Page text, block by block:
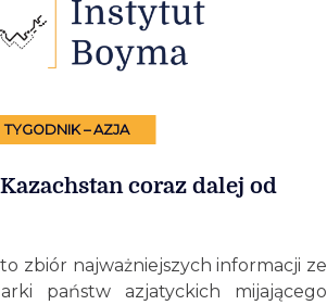
TYGODNIK – AZJA
coraz dalej od
zbiór najważniejszych informacji ze
państw azjatyckich mijającego